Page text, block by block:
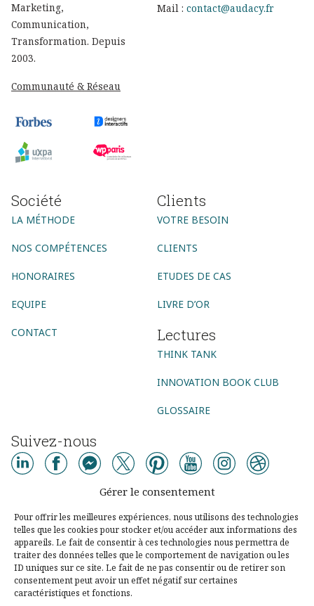
Gérer le consentement
Pour offrir les meilleures expériences, nous utilisons des technologies
telles que les cookies pour stocker et/ou accéder aux informations des
appareils. Le fait de consentir à ces technologies nous permettra de
traiter des données telles que le comportement de navigation ou les
ID uniques sur ce site. Le fait de ne pas consentir ou de retirer son
consentement peut avoir un effet négatif sur certaines
caractéristiques et fonctions.
Marketing,
Communication,
Transformation. Depuis
2003.
Communauté & Réseau
Mail : contact@audacy.fr
Société
LA MÉTHODE
NOS COMPÉTENCES
HONORAIRES
EQUIPE
CONTACT
Clients
VOTRE BESOIN
CLIENTS
ETUDES DE CAS
LIVRE D’OR
Lectures
THINK TANK
INNOVATION BOOK CLUB
GLOSSAIRE
Suivez-nous
AGENCE CONSEIL
AGENCE DIGITALE
AGENCE COMMUNICATION DIGITALE
AGENCE MARKETING DIGITAL
AGENCE SOCIAL MEDIA
AGENCE UX DESIGN PARIS
CONSEIL DIGITAL
STRATÉGIE DIGITALE
DESIGN THINKING LEAN STARTUP